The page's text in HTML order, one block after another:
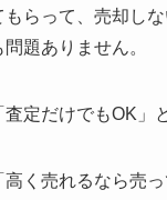
もらって、売却し
題ありません。
定だけでもOK」
く売れるなら売っ